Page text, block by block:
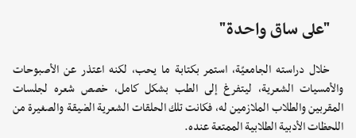
"على ساق واحدة"
خلال دراسته الجامعيّة، استمر بكتابة ما يحب، لكنه اعتذر عن الأصبوحات
والأمسيات الشعرية، ليتفرغ إلى الطب بشكل كامل، خصص شعره لجلسات
المقربين والطلاب الملازمين له، فكانت تلك الحلقات الشعرية الضيقة والصغيرة من
اللحظات الأدبية الطلابية الممتعة عنده.